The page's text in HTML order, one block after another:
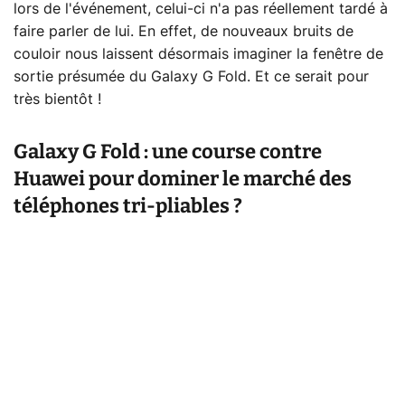
lors de l'événement, celui-ci n'a pas réellement tardé à
faire parler de lui. En effet, de nouveaux bruits de
couloir nous laissent désormais imaginer la fenêtre de
sortie présumée du Galaxy G Fold. Et ce serait pour
très bientôt !
Galaxy G Fold : une course contre
Huawei pour dominer le marché des
téléphones tri-pliables ?